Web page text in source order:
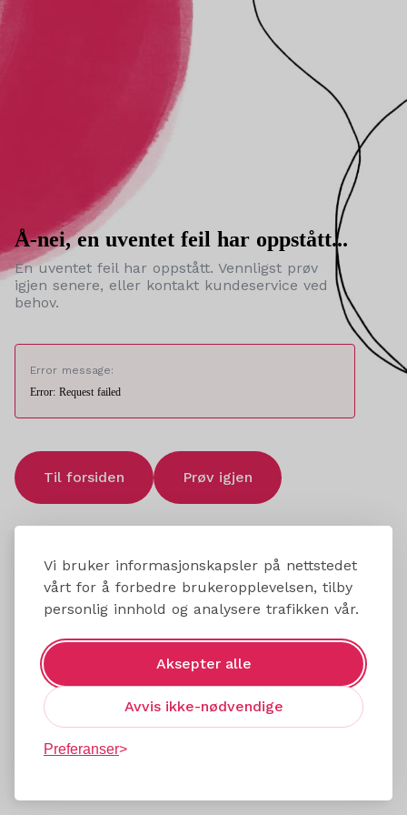
Vi bruker informasjonskapsler på nettstedet
vårt for å forbedre brukeropplevelsen, tilby
personlig innhold og analysere trafikken vår.
Aksepter alle
Avvis ikke-nødvendige
Preferanser
Å-nei, en uventet feil har oppstått...
En uventet feil har oppstått. Vennligst prøv
igjen senere, eller kontakt kundeservice ved
behov.
Error message:
Error: Request failed
Til forsiden Prøv igjen